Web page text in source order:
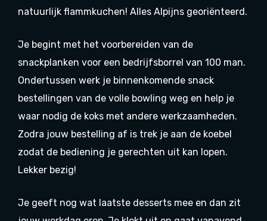
natuurlijk flammkuchen! Alles Alpijns georiënteerd.
Je begint met het voorbereiden van de
snackplanken voor een bedrijfsborrel van 100 man.
Ondertussen werk je binnenkomende snack
bestellingen van de volle bowling weg en help je
waar nodig de koks met andere werkzaamheden.
Zodra jouw bestelling af is trek je aan de koebel
zodat de bediening je gerechten uit kan lopen.
Lekker bezig!
Je geeft nog wat laatste desserts mee en dan zit